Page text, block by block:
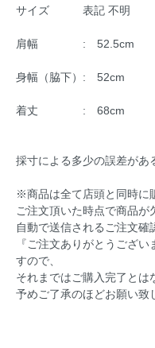
サイズ 表記 不明
肩幅 : 52.5cm
身幅（脇下）: 52cm
着丈 : 68cm
採寸による多少の誤差があ
※商品は全て店頭と同時に
ご注文頂いた時点で商品が
自動で送信されるご注文
『ご注文ありがとうござ
すので、
それまではご購入完了とは
予めご了承のほどお願い致